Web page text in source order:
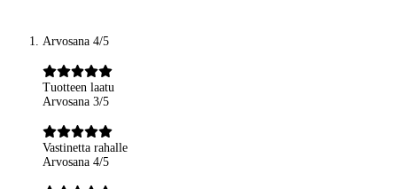
Arvosana 4/5
Tuotteen laatu
Arvosana 3/5
Vastinetta rahalle
Arvosana 4/5